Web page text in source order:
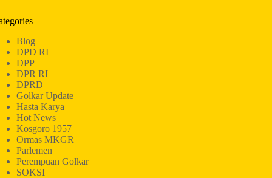
Blog
DPD RI
DPP
DPR RI
DPRD
Golkar Update
Hasta Karya
Hot News
Kosgoro 1957
Ormas MKGR
Parlemen
Perempuan Golkar
SOKSI